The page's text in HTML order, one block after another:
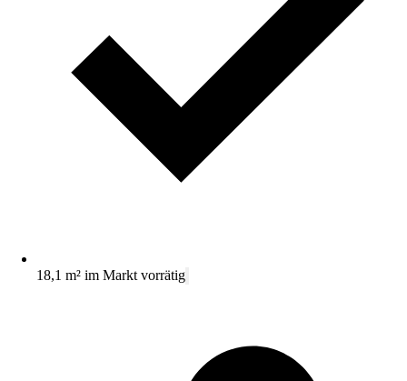
18,1 m² im Markt vorrätig